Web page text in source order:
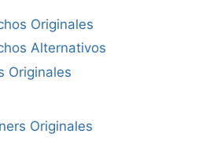
Originales
Alternativos
Originales
Originales